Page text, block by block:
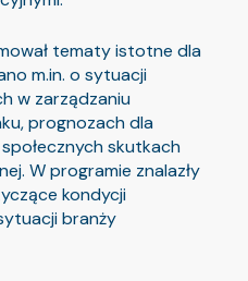
tematy istotne dla
m.in. o sytuacji
w zarządzaniu
prognozach dla
skutkach
W programie znalazły
kondycji
branży